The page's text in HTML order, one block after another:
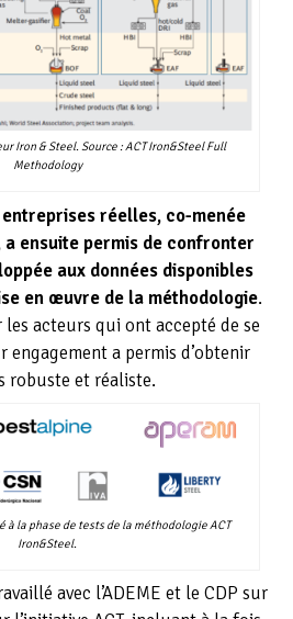
Iron & Steel. Source : ACT Iron&Steel Full
Methodology
réelles, co-menée
a ensuite permis de confronter
aux données disponibles
en œuvre de la méthodologie.
acteurs qui ont accepté de se
engagement a permis d’obtenir
robuste et réaliste.
à la phase de tests de la méthodologie ACT
Iron&Steel.
avec l’ADEME et le CDP sur